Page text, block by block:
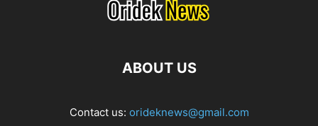
ABOUT US
Contact us: orideknews@gmail.com